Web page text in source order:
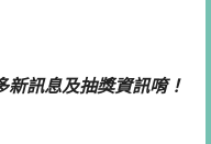
訊息及抽獎資訊唷！